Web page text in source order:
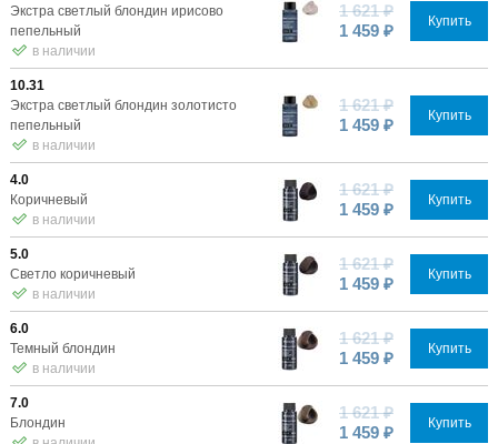
Экстра светлый блондин ирисово
пепельный
в наличии
1 621 ₽
1 459 ₽
Купить
10.31
Экстра светлый блондин золотисто
пепельный
в наличии
1 621 ₽
1 459 ₽
Купить
4.0
Коричневый
в наличии
1 621 ₽
1 459 ₽
Купить
5.0
Светло коричневый
в наличии
1 621 ₽
1 459 ₽
Купить
6.0
Темный блондин
в наличии
1 621 ₽
1 459 ₽
Купить
7.0
Блондин
1 621 ₽
1 459 ₽
Купить